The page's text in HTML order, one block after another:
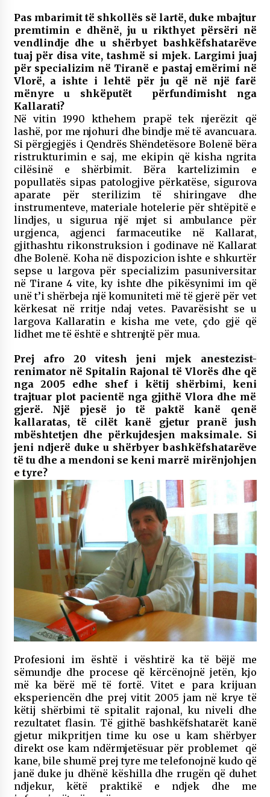
Pas mbarimit të shkollës së lartë, duke mbajtur
premtimin e dhënë, ju u rikthyet përsëri në
vendlindje dhe u shërbyet bashkëfshatarëve
tuaj për disa vite, tashmë si mjek. Largimi juaj
për specializim në Tiranë e pastaj emërimi në
Vlorë, a ishte i lehtë për ju që në një farë
mënyre u shkëputët përfundimisht nga
Kallarati?
Në vitin 1990 kthehem prapë tek njerëzit që
lashë, por me njohuri dhe bindje më të avancuara.
Si përgjegjës i Qendrës Shëndetësore Bolenë bëra
ristrukturimin e saj, me ekipin që kisha ngrita
cilësinë e shërbimit. Bëra kartelizimin e
popullatës sipas patologjive përkatëse, sigurova
aparate për sterilizim të shiringave dhe
instrumenteve, materiale hotelerie për shtëpitë e
lindjes, u sigurua një mjet si ambulance për
urgjenca, agjenci farmaceutike në Kallarat,
gjithashtu rikonstruksion i godinave në Kallarat
dhe Bolenë. Koha në dispozicion ishte e shkurtër
sepse u largova për specializim pasuniversitar
në Tirane 4 vite, ky ishte dhe pikësynimi im që
unë t’i shërbeja një komuniteti më të gjerë për vet
kërkesat në rritje ndaj vetes. Pavarësisht se u
largova Kallaratin e kisha me vete, çdo gjë që
lidhet me të është e shtrenjtë për mua.
Prej afro 20 vitesh jeni mjek anestezist-
renimator në Spitalin Rajonal të Vlorës dhe që
nga 2005 edhe shef i këtij shërbimi, keni
trajtuar plot pacientë nga gjithë Vlora dhe më
gjerë. Një pjesë jo të paktë kanë qenë
kallaratas, të cilët kanë gjetur pranë jush
mbështetjen dhe përkujdesjen maksimale. Si
jeni ndjerë duke u shërbyer bashkëfshatarëve
të tu dhe a mendoni se keni marrë mirënjohjen
e tyre?
Profesioni im është i vështirë ka të bëjë me
sëmundje dhe procese që kërcënojnë jetën, kjo
më ka bërë më të fortë. Vitet e para krijuan
eksperiencën dhe prej vitit 2005 jam në krye të
këtij shërbimi të spitalit rajonal, ku niveli dhe
rezultatet flasin. Të gjithë bashkëfshatarët kanë
gjetur mikpritjen time ku ose u kam shërbyer
direkt ose kam ndërmjetësuar për problemet që
kane, bile shumë prej tyre me telefonojnë kudo që
janë duke ju dhënë këshilla dhe rrugën që duhet
ndjekur, këtë praktikë e ndjek dhe me